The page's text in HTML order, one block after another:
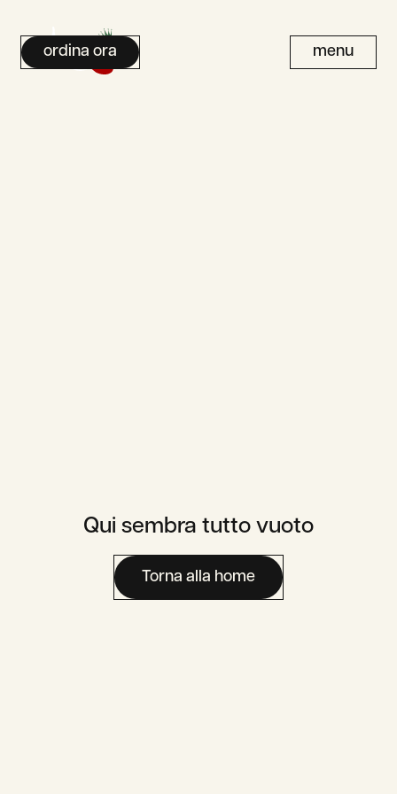
ordina ora menu
Carriera
Area Media
Contatti
Area Utente
Qui sembra tutto vuoto
Torna alla home